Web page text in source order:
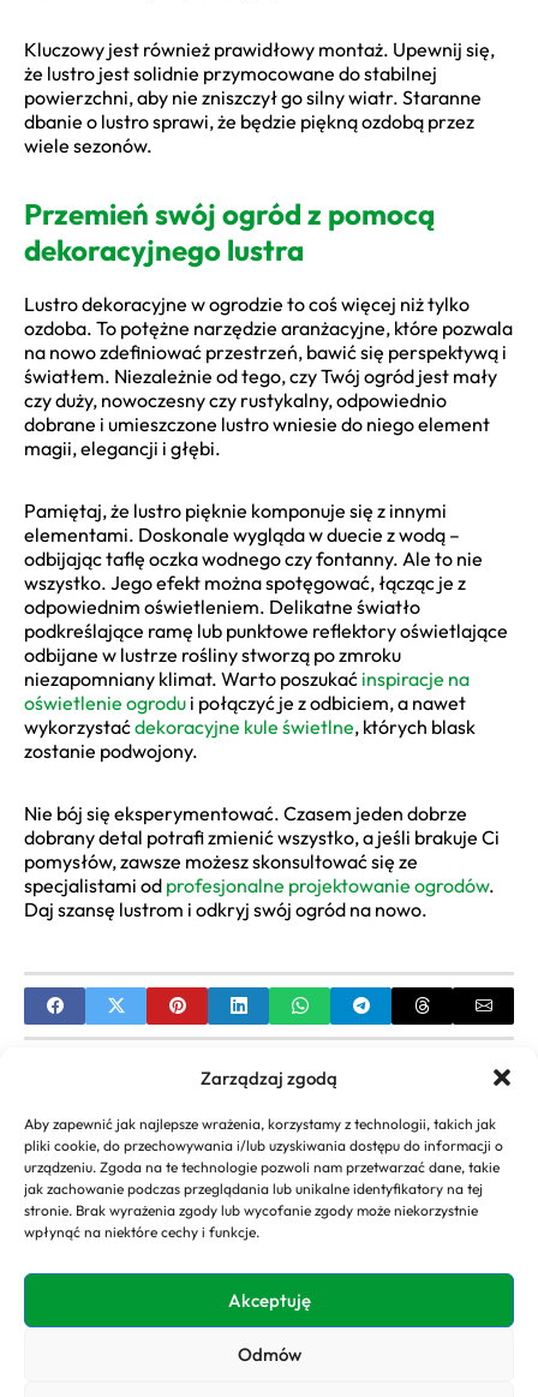
Zarządzaj zgodą
Aby zapewnić jak najlepsze wrażenia, korzystamy z technologii, takich jak
pliki cookie, do przechowywania i/lub uzyskiwania dostępu do informacji o
urządzeniu. Zgoda na te technologie pozwoli nam przetwarzać dane, takie
jak zachowanie podczas przeglądania lub unikalne identyfikatory na tej
stronie. Brak wyrażenia zgody lub wycofanie zgody może niekorzystnie
wpłynąć na niektóre cechy i funkcje.
Akceptuję
Odmów
Kluczowy jest również prawidłowy montaż. Upewnij się,
że lustro jest solidnie przymocowane do stabilnej
powierzchni, aby nie zniszczył go silny wiatr. Staranne
dbanie o lustro sprawi, że będzie piękną ozdobą przez
wiele sezonów.
Przemień swój ogród z pomocą
dekoracyjnego lustra
Lustro dekoracyjne w ogrodzie to coś więcej niż tylko
ozdoba. To potężne narzędzie aranżacyjne, które pozwala
na nowo zdefiniować przestrzeń, bawić się perspektywą i
światłem. Niezależnie od tego, czy Twój ogród jest mały
czy duży, nowoczesny czy rustykalny, odpowiednio
dobrane i umieszczone lustro wniesie do niego element
magii, elegancji i głębi.
Pamiętaj, że lustro pięknie komponuje się z innymi
elementami. Doskonale wygląda w duecie z wodą –
odbijając taflę oczka wodnego czy fontanny. Ale to nie
wszystko. Jego efekt można spotęgować, łącząc je z
odpowiednim oświetleniem. Delikatne światło
podkreślające ramę lub punktowe reflektory oświetlające
odbijane w lustrze rośliny stworzą po zmroku
niezapomniany klimat. Warto poszukać inspiracje na
oświetlenie ogrodu i połączyć je z odbiciem, a nawet
wykorzystaćdekoracyjne kule świetlne, których blask
zostanie podwojony.
Nie bój się eksperymentować. Czasem jeden dobrze
dobrany detal potrafi zmienić wszystko, a jeśli brakuje Ci
pomysłów, zawsze możesz skonsultować się ze
specjalistami od profesjonalne projektowanie ogrodów.
Daj szansę lustrom i odkryj swój ogród na nowo.
Ogród na skarpie – Jak go zaprojektować i
zaaranżować? Inspiracje
NEXT
Pomysły na urządzenie ogrodu | Inspiracje, porady
Copyright 2026. All rights